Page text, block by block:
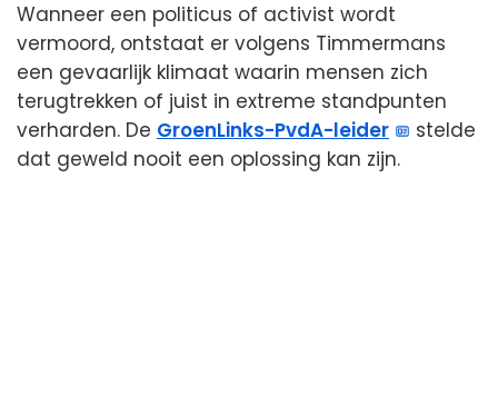
Wanneer een politicus of activist wordt
vermoord, ontstaat er volgens Timmermans
een gevaarlijk klimaat waarin mensen zich
terugtrekken of juist in extreme standpunten
verharden. De GroenLinks-PvdA-leider
stelde
dat geweld nooit een oplossing kan zijn.